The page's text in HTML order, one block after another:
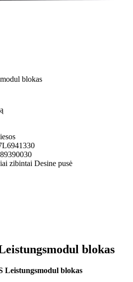
blokas
zibintai Desine pusė
blokas
Leistungsmodul blokas